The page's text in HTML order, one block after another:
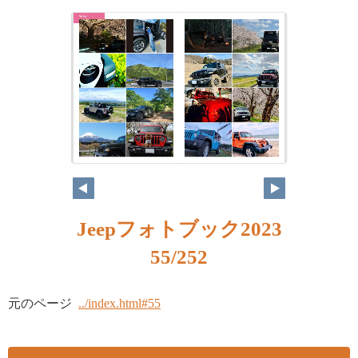
Jeepフォトブック2023
55/252
元のページ ../index.html#55